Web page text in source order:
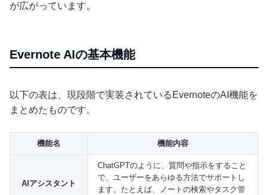
が広がっています。
Evernote AIの基本機能
以下の表は、現段階で実装されているEvernoteのAI機能を
まとめたものです。
機能名 機能内容
AIアシスタント
ChatGPTのように、質問や指示をすること
で、ユーザーをあらゆる方法でサポートし
ます。たとえば、ノートの検索やタスク管